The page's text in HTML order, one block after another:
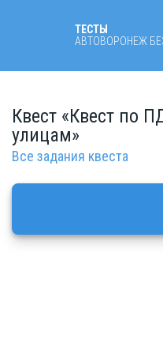
ТЕСТЫ
АВТОВОРОНЕЖ
Квест «Квест по
улицам»
Все задания квеста